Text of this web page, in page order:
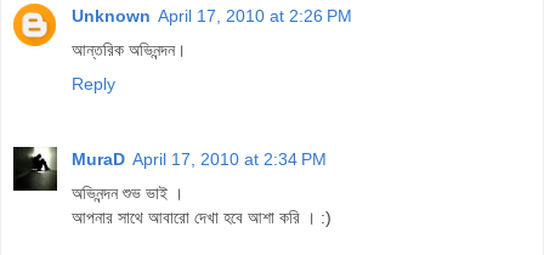
Unknown April 17, 2010 at 2:26 PM
আন্তরিক অভিনন্দন।
Reply
MuraD April 17, 2010 at 2:34 PM
অভিনন্দন শুভ ভাই ।
আপনার সাথে আবারো দেখা হবে আশা করি । :)